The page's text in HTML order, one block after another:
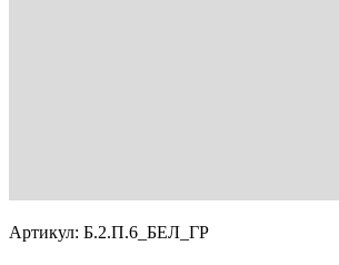
Артикул: Б.2.П.6_БЕЛ_ГР